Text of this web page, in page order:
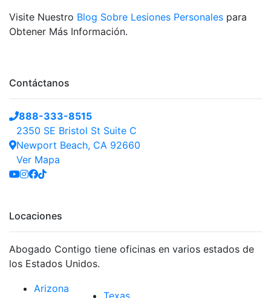
Visite Nuestro Blog Sobre Lesiones Personales para
Obtener Más Información.
Contáctanos
888-333-8515
2350 SE Bristol St Suite C
Newport Beach, CA 92660
Ver Mapa
Locaciones
Abogado Contigo tiene oficinas en varios estados de
los Estados Unidos.
Arizona